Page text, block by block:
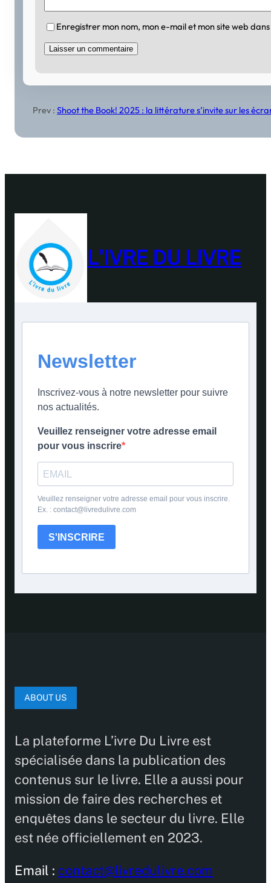
Enregistrer mon nom, mon e-mail et mon site web
Prev :Shoot the Book! 2025 : la littérature s’invite sur les
L'IVRE DU LIVRE
Newsletter
Inscrivez-vous à notre newsletter pour suivre
nos actualités.
Veuillez renseigner votre adresse email
pour vous inscrire
Veuillez renseigner votre adresse email pour vous inscrire.
Ex. : contact@livredulivre.com
S'INSCRIRE
ABOUT US
La plateforme L’ivre Du Livre est
spécialisée dans la publication des
contenus sur le livre. Elle a aussi pour
mission de faire des recherches et
enquêtes dans le secteur du livre. Elle
est née officiellement en 2023.
Email : contact@livredulivre.com